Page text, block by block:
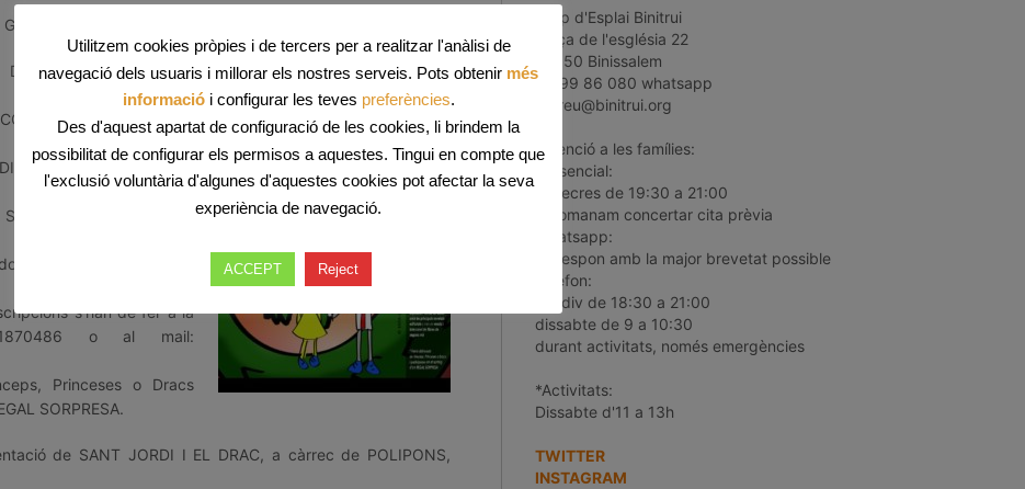
són:
DE SANT JORDI, per a
per a infants de
per a infants de més de
JORDI O DE DRAC,
torns, el primer a les
s’han de fer a la
o al mail:
Princeses o Dracs
SORPRESA.
de SANT JORDI I EL DRAC, a càrrec de POLIPONS,
Grup d'Esplai Binitrui
plaça de l'església 22
07350 Binissalem
66 99 86 080 whatsapp
correu@binitrui.org
*Atenció a les famílies:
Presencial:
dimecres de 19:30 a 21:00
recomanam concertar cita prèvia
Whatsapp:
es respon amb la major brevetat possible
Telèfon:
dill-div de 18:30 a 21:00
dissabte de 9 a 10:30
durant activitats, només emergències
*Activitats:
Dissabte d'11 a 13h
TWITTER
INSTAGRAM
Utilitzem cookies pròpies i de tercers per a realitzar l'anàlisi de
navegació dels usuaris i millorar els nostres serveis. Pots obtenir més
informaciói configurar les teves preferències.
Des d'aquest apartat de configuració de les cookies, li brindem la
possibilitat de configurar els permisos a aquestes. Tingui en compte que
l'exclusió voluntària d'algunes d'aquestes cookies pot afectar la seva
experiència de navegació.
ACCEPT Reject